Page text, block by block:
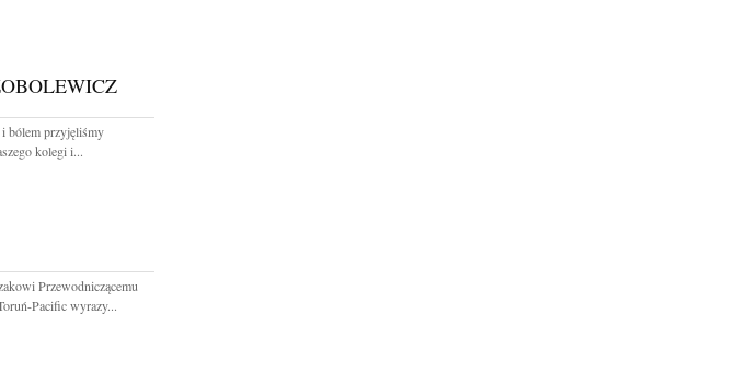
bólem przyjęliśmy
kolegi i...
Przewodniczącemu
Pacific wyrazy...